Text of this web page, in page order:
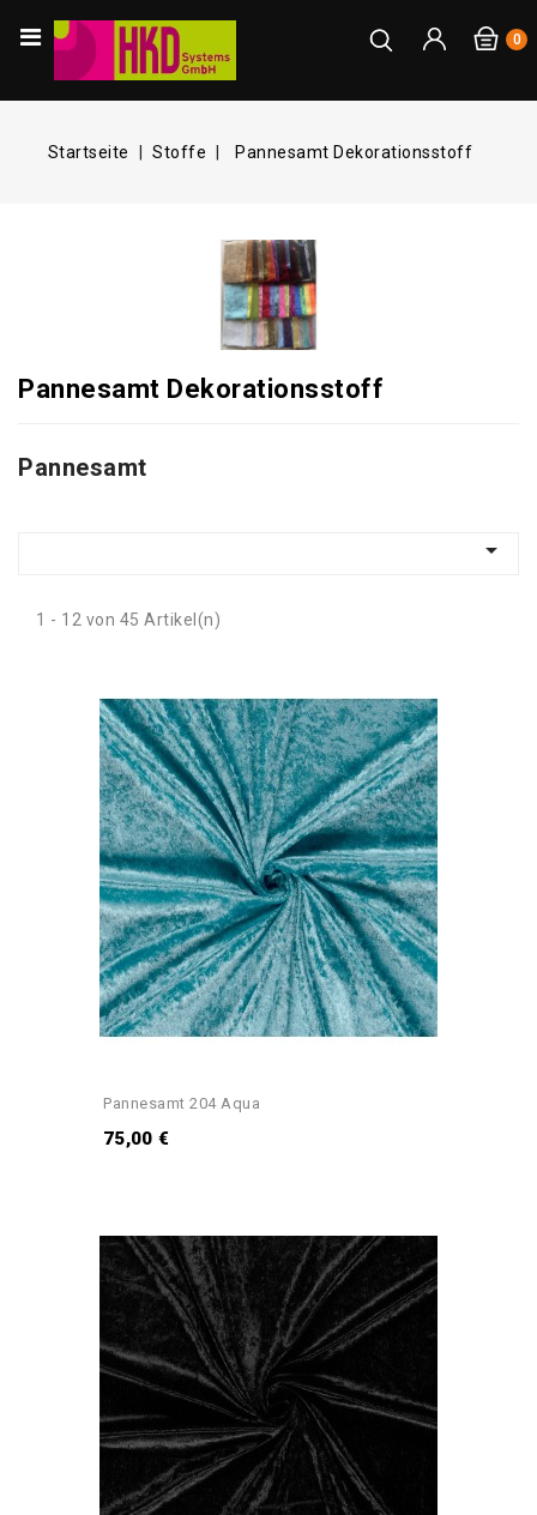
0
Startseite Stoffe Pannesamt Dekorationsstoff
Pannesamt Dekorationsstoff
Pannesamt

1 - 12 von 45 Artikel(n)
Pannesamt 204 Aqua
75,00 €